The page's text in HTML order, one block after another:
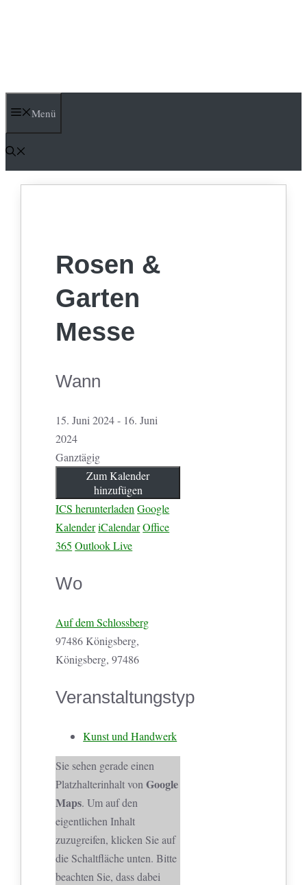
Menü
Rosen &
Garten
Messe
Wann
15. Juni 2024 - 16. Juni
2024
Ganztägig
Zum Kalender
hinzufügen
ICS herunterladen Google
KalenderiCalendarOffice
365 Outlook Live
Wo
Auf dem Schlossberg
97486 Königsberg,
Königsberg, 97486
Veranstaltungstyp
Kunst und Handwerk
Sie sehen gerade einen
Platzhalterinhalt vonGoogle
Maps. Um auf den
eigentlichen Inhalt
zuzugreifen, klicken Sie auf
die Schaltfläche unten. Bitte
beachten Sie, dass dabei